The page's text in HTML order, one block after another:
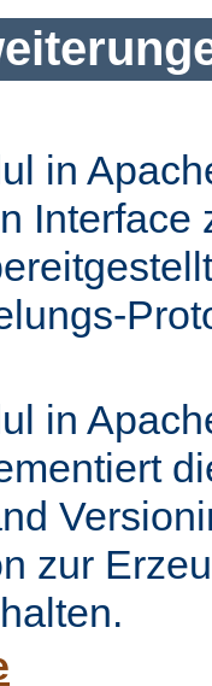
in
Interface
in
zur